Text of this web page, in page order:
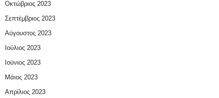
Οκτώβριος 2023
Σεπτέμβριος 2023
Αύγουστος 2023
Ιούλιος 2023
Ιούνιος 2023
Μάιος 2023
Απρίλιος 2023